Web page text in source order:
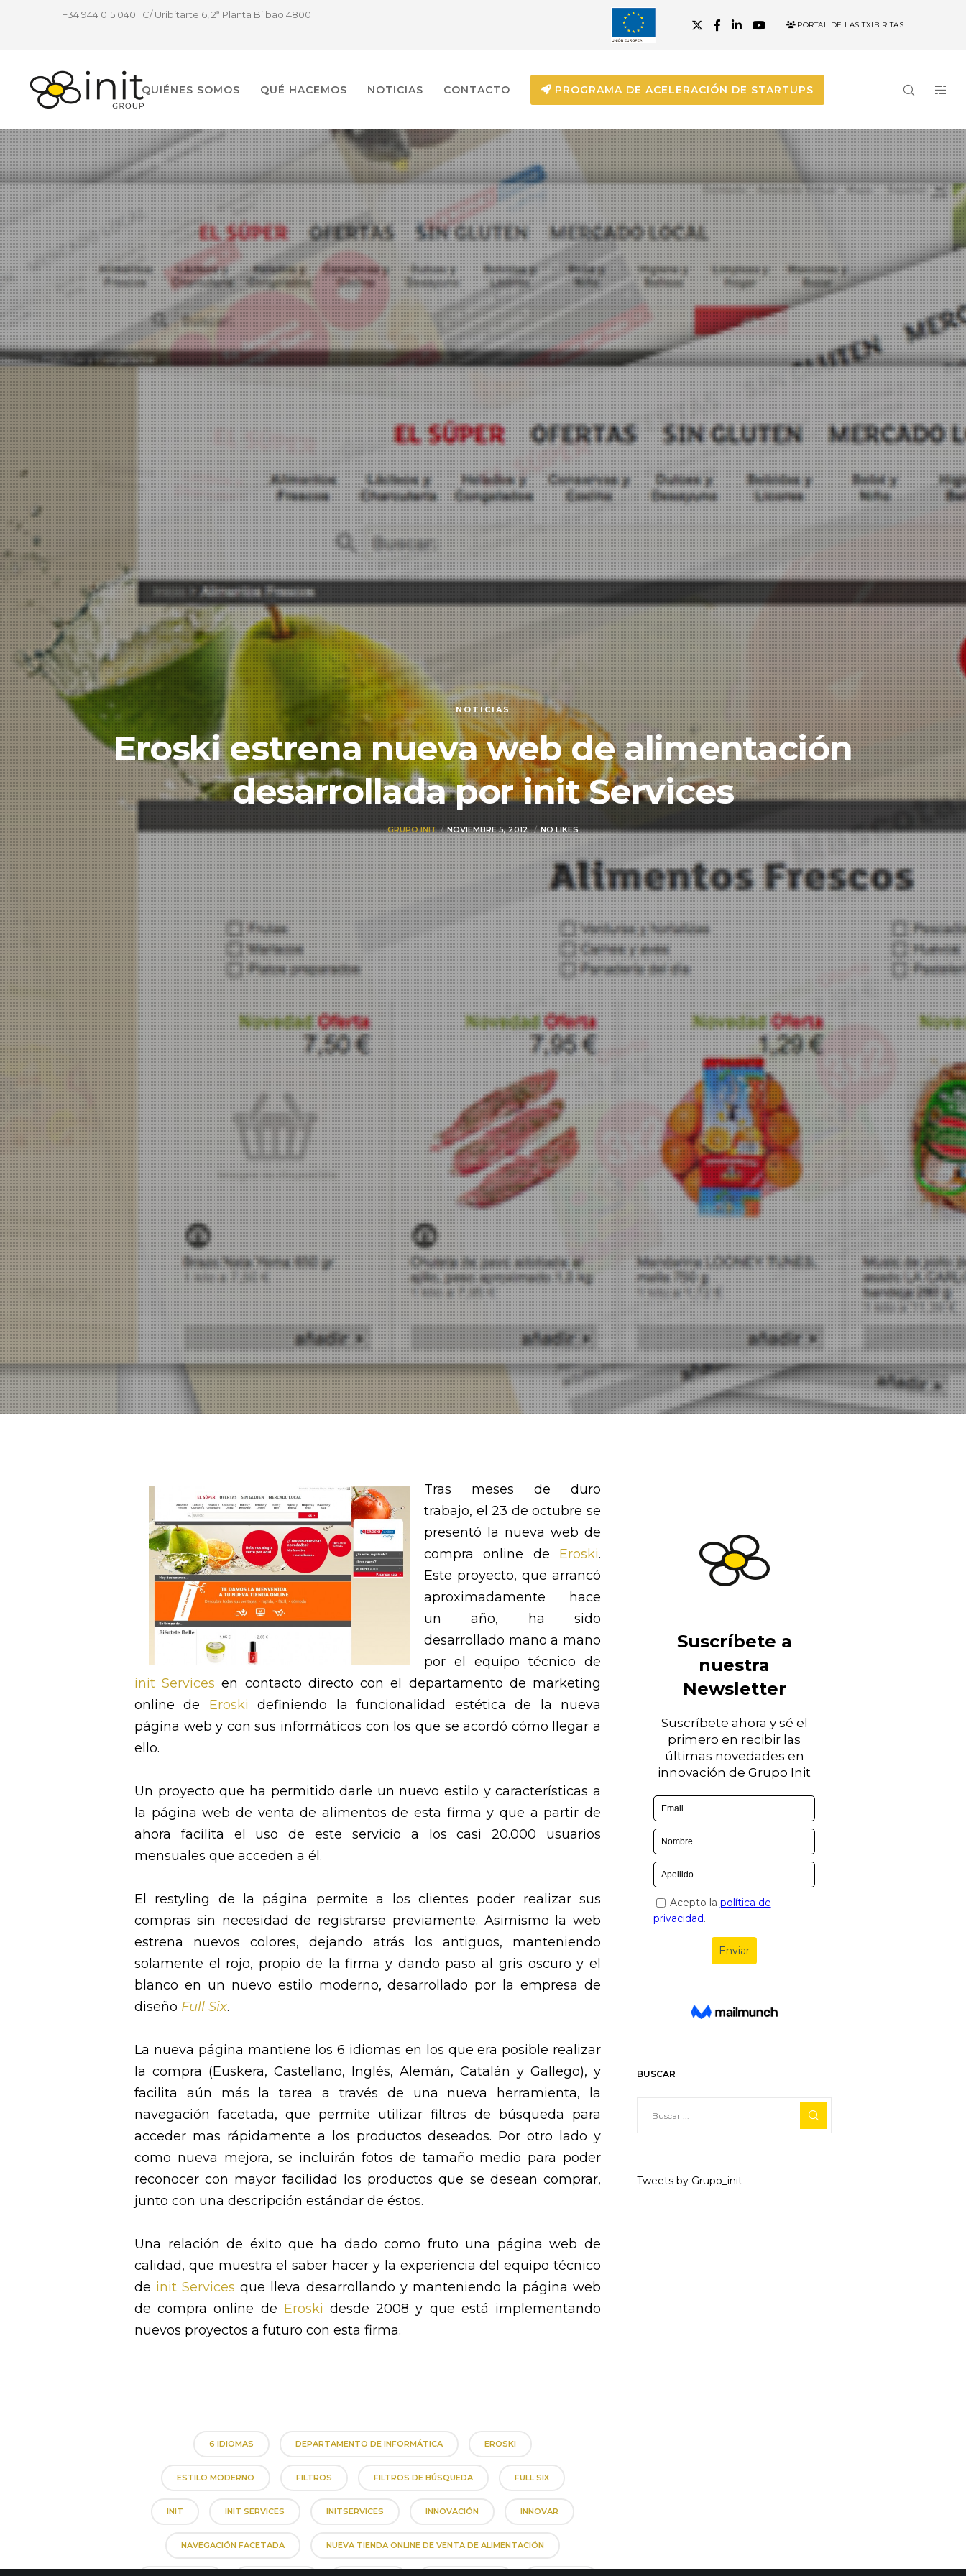
+34 944 015 040 | C/ Uribitarte 6, 2ª Planta Bilbao 48001
PORTAL DE LAS TXIBIRITAS
QUIÉNES SOMOS QUÉ HACEMOS NOTICIAS CONTACTO PROGRAMA DE ACELERACIÓN DE STARTUPS
NOTICIAS
Eroski estrena nueva web de alimentación
desarrollada por init Services
GRUPO INIT NOVIEMBRE 5, 2012 NO LIKES
Tras meses de duro
trabajo, el 23 de octubre se
presentó la nueva web de
compra online de Eroski.
Este proyecto, que arrancó
aproximadamente hace
un año, ha sido
desarrollado mano a mano
por el equipo técnico de
init Services en contacto directo con el departamento de marketing
online de Eroski definiendo la funcionalidad estética de la nueva
página web y con sus informáticos con los que se acordó cómo llegar a
ello.
Un proyecto que ha permitido darle un nuevo estilo y características a
la página web de venta de alimentos de esta firma y que a partir de
ahora facilita el uso de este servicio a los casi 20.000 usuarios
mensuales que acceden a él.
El restyling de la página permite a los clientes poder realizar sus
compras sin necesidad de registrarse previamente. Asimismo la web
estrena nuevos colores, dejando atrás los antiguos, manteniendo
solamente el rojo, propio de la firma y dando paso al gris oscuro y el
blanco en un nuevo estilo moderno, desarrollado por la empresa de
diseño Full Six.
La nueva página mantiene los 6 idiomas en los que era posible realizar
la compra (Euskera, Castellano, Inglés, Alemán, Catalán y Gallego), y
facilita aún más la tarea a través de una nueva herramienta, la
navegación facetada, que permite utilizar filtros de búsqueda para
acceder mas rápidamente a los productos deseados. Por otro lado y
como nueva mejora, se incluirán fotos de tamaño medio para poder
reconocer con mayor facilidad los productos que se desean comprar,
junto con una descripción estándar de éstos.
Una relación de éxito que ha dado como fruto una página web de
calidad, que muestra el saber hacer y la experiencia del equipo técnico
de init Services que lleva desarrollando y manteniendo la página web
de compra online de Eroski desde 2008 y que está implementando
nuevos proyectos a futuro con esta firma.
6 IDIOMAS DEPARTAMENTO DE INFORMÁTICA EROSKI
ESTILO MODERNO FILTROS FILTROS DE BÚSQUEDA FULL SIX
INIT INIT SERVICES INITSERVICES INNOVACIÓN INNOVAR
NAVEGACIÓN FACETADA NUEVA TIENDA ONLINE DE VENTA DE ALIMENTACIÓN
BUSCAR
Tweets by Grupo_init